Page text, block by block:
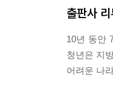
· 혁신도시
· 특별법
· ‘할 수 있
출판사
10년 동안
청년은 지
어려운 나